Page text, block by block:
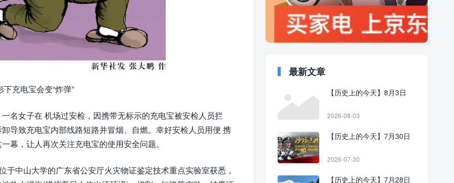
充电宝会变“炸弹”
名女子在 机场过安检，因携带无标示的充电宝被安检人员拦
导致充电宝内部线路短路并冒烟、自燃。幸好安检人员用便 携
幕，让人再次关注充电宝的使用安全问题。
于中山大学的广东省公安厅火灾物证鉴定技术重点实验室获悉，
最新文章
【历史上的今天】8月3日
2026-08-03
【历史上的今天】7月30日
2026-07-30
【历史上的今天】7月28日